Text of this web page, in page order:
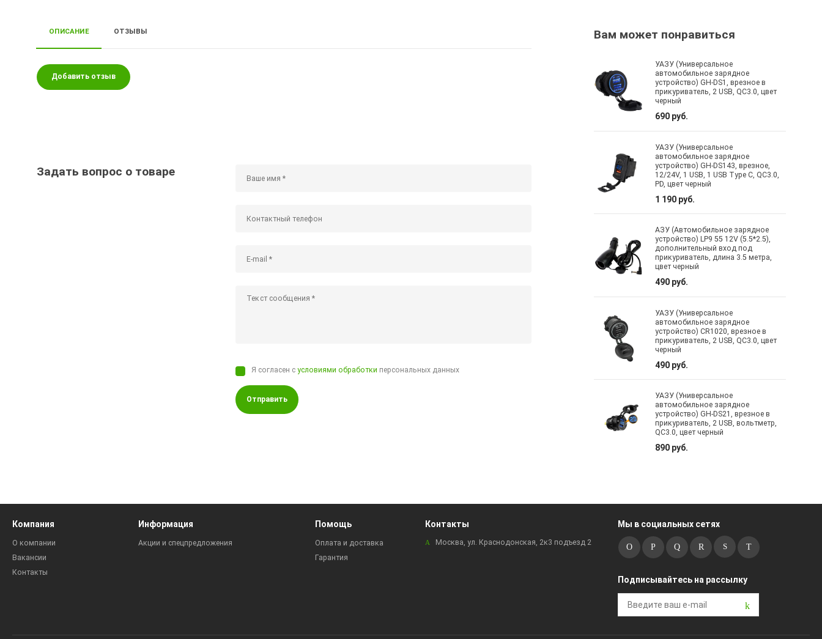
ОПИСАНИЕ ОТЗЫВЫ
Добавить отзыв
Задать вопрос о товаре
Я согласен сусловиями обработки персональных данных
Отправить
Вам может понравиться
УАЗУ (Универсальное
автомобильное зарядное
устройство) GH-DS1, врезное в
прикуриватель, 2 USB, QC3.0, цвет
черный
690 руб.
УАЗУ (Универсальное
автомобильное зарядное
устройство) GH-DS143, врезное,
12/24V, 1 USB, 1 USB Type C, QC3.0,
PD, цвет черный
1 190 руб.
АЗУ (Автомобильное зарядное
устройство) LP9 55 12V (5.5*2.5),
дополнительный вход под
прикуриватель, длина 3.5 метра,
цвет черный
490 руб.
УАЗУ (Универсальное
автомобильное зарядное
устройство) CR1020, врезное в
прикуриватель, 2 USB, QC3.0, цвет
черный
490 руб.
УАЗУ (Универсальное
автомобильное зарядное
устройство) GH-DS21, врезное в
прикуриватель, 2 USB, вольтметр,
QC3.0, цвет черный
890 руб.
Компания
О компании
Вакансии
Контакты
Информация
Акции и спецпредложения
Помощь
Оплата и доставка
Гарантия
Контакты
Москва, ул. Краснодонская, 2к3 подъезд 2
Мы в социальных сетях
Подписывайтесь на рассылку